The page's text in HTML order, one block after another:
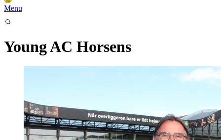
Menu
Young AC Horsens